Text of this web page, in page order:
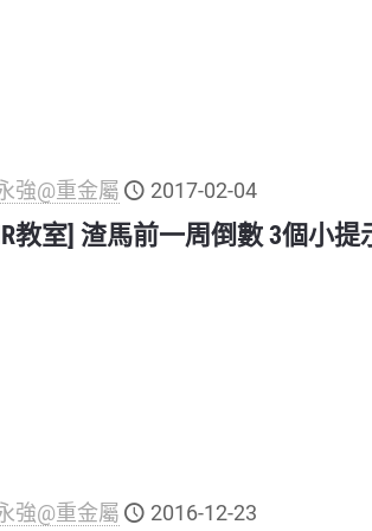
強@重金屬 2017-02-04
教室] 渣馬前一周倒數 3個小提
強@重金屬 2016-12-23